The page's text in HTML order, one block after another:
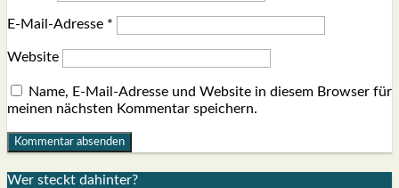
E-Mail-Adresse *
Website
Name, E-Mail-Adresse und Website in diesem Browser für
meinen nächsten Kommentar speichern.
Wer steckt dahin­ter?